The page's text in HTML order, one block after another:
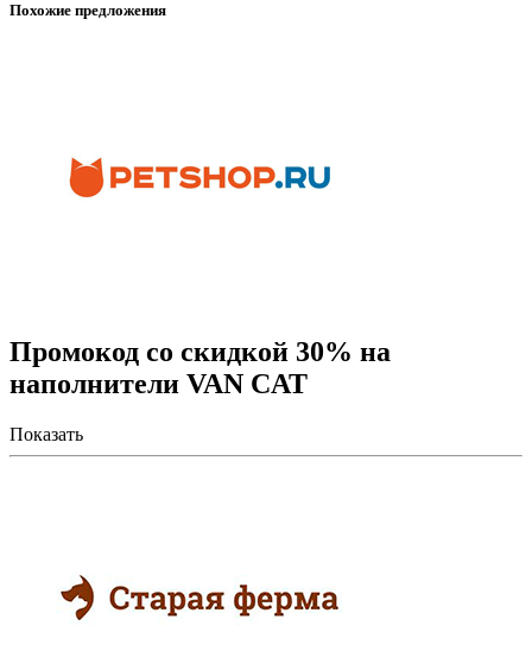
Похожие предложения
Промокод со скидкой 30% на
наполнители VAN CAT
Показать